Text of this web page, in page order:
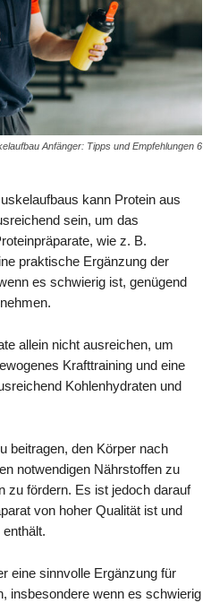
Anfänger: Tipps und Empfehlungen 6
kann Protein aus
sein, um das
wie z. B.
praktische Ergänzung der
es schwierig ist, genügend
allein nicht ausreichen, um
Krafttraining und eine
Kohlenhydraten und
beitragen, den Körper nach
notwendigen Nährstoffen zu
zu fördern. Es ist jedoch darauf
von hoher Qualität ist und
eine sinnvolle Ergänzung für
insbesondere wenn es schwierig